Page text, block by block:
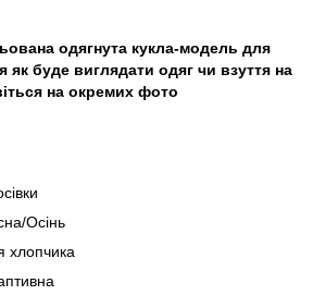
одягнута кукла-модель для
як буде виглядати одяг чи взуття на
на окремих фото
Осінь
хлопчика